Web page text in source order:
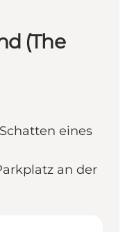
(The
eines
an der